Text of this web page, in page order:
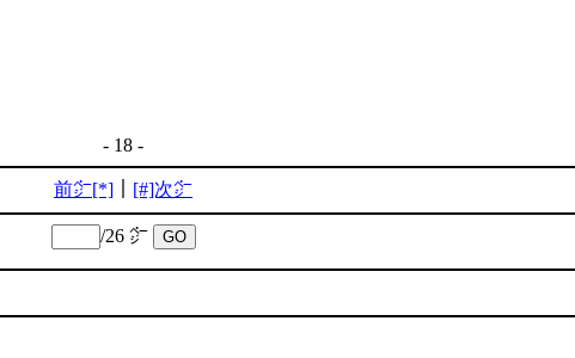
- 18 -
前㌻[*] [#]次㌻
/26 ㌻